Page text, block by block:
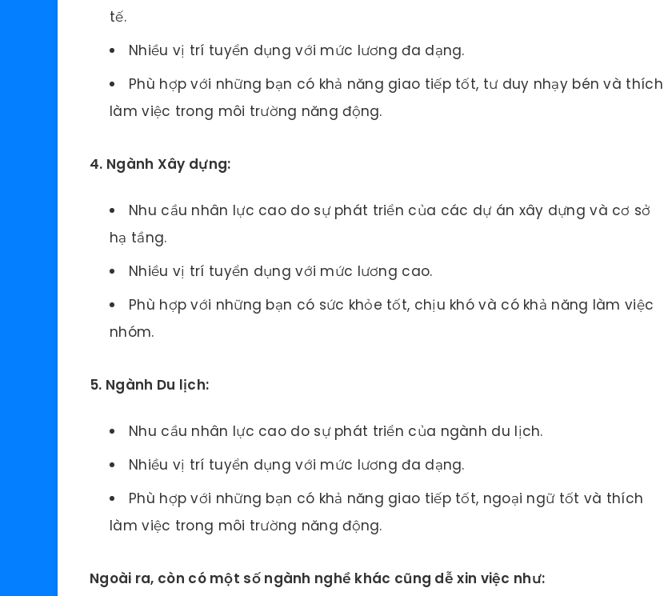
tế.
Nhiều vị trí tuyển dụng với mức lương đa dạng.
Phù hợp với những bạn có khả năng giao tiếp tốt, tư duy nhạy bén và thích
làm việc trong môi trường năng động.
4. Ngành Xây dựng:
Nhu cầu nhân lực cao do sự phát triển của các dự án xây dựng và cơ sở
hạ tầng.
Nhiều vị trí tuyển dụng với mức lương cao.
Phù hợp với những bạn có sức khỏe tốt, chịu khó và có khả năng làm việc
nhóm.
5. Ngành Du lịch:
Nhu cầu nhân lực cao do sự phát triển của ngành du lịch.
Nhiều vị trí tuyển dụng với mức lương đa dạng.
Phù hợp với những bạn có khả năng giao tiếp tốt, ngoại ngữ tốt và thích
làm việc trong môi trường năng động.
Ngoài ra, còn có một số ngành nghề khác cũng dễ xin việc như: